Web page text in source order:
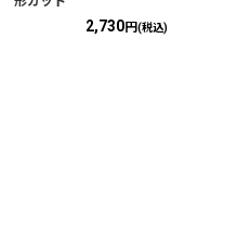
2,730円(税込)